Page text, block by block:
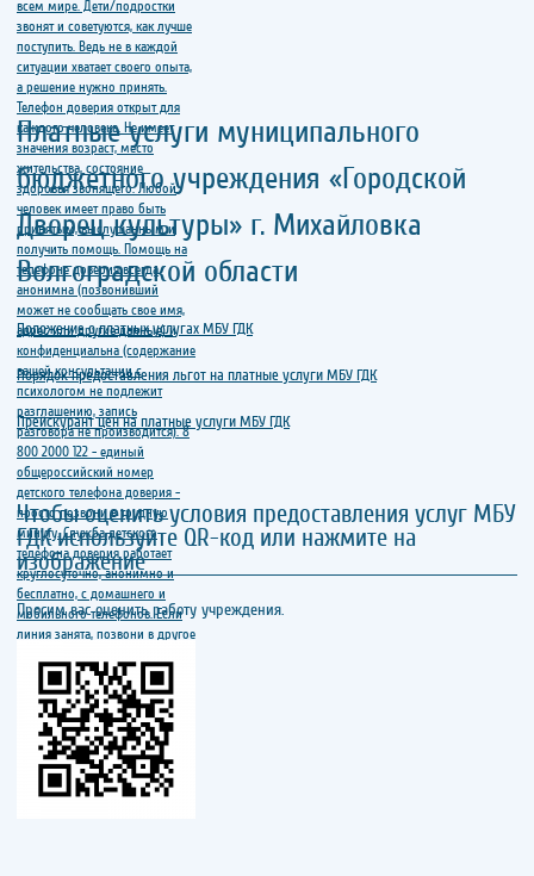
Платные услуги муниципального
бюджетного учреждения «Городской
Дворец культуры» г. Михайловка
Волгоградской области
Положение о платных услугах МБУ ГДК
Порядок предоставления льгот на платные услуги МБУ ГДК
Прейскурант цен на платные услуги МБУ ГДК
Чтобы оценить условия предоставления услуг МБУ
ГДК используйте QR-код или нажмите на
изображение
Просим вас оценить работу учреждения.